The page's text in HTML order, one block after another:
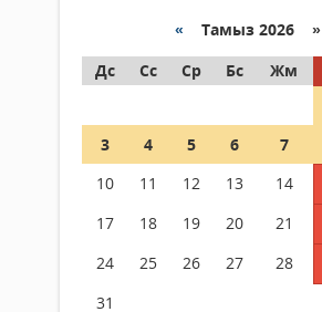
« Тамыз 2026 »
Дс
Сс Ср Бс Жм
3
4 5 6 7
10
11 12 13 14
17
18 19 20 21
24
25 26 27 28
31